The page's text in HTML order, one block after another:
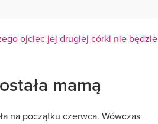
ojciec jej drugiej córki nie będzie
mamą
na początku czerwca. Wówczas